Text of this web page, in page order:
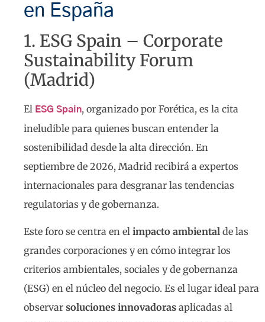
en España
1. ESG Spain – Corporate
Sustainability Forum
(Madrid)
El ESG Spain, organizado por Forética, es la cita
ineludible para quienes buscan entender la
sostenibilidad desde la alta dirección. En
septiembre de 2026, Madrid recibirá a expertos
internacionales para desgranar las tendencias
regulatorias y de gobernanza.
Este foro se centra en el impacto ambiental de las
grandes corporaciones y en cómo integrar los
criterios ambientales, sociales y de gobernanza
(ESG) en el núcleo del negocio. Es el lugar ideal para
observar soluciones innovadoras aplicadas al